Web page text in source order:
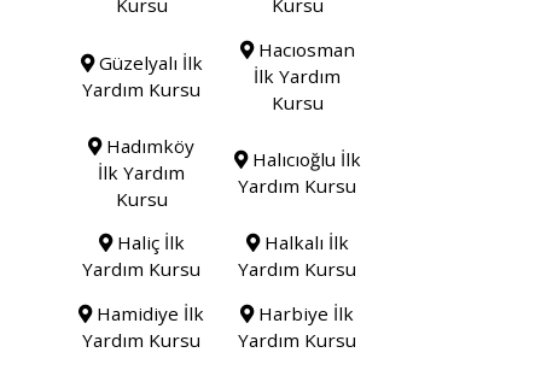
Kursu
Kursu
Güzelyalı İlk
Yardım Kursu
Hacıosman
İlk Yardım
Kursu
Hadımköy
İlk Yardım
Kursu
Halıcıoğlu İlk
Yardım Kursu
Haliç İlk
Yardım Kursu
Halkalı İlk
Yardım Kursu
Hamidiye İlk
Yardım Kursu
Harbiye İlk
Yardım Kursu